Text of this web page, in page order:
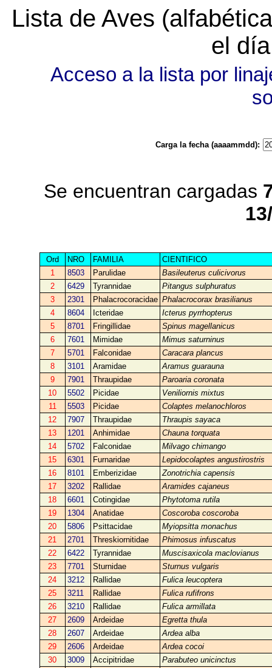
Lista de Aves
el
Acceso a la lista por
Carga la fecha (aaaammdd):
Se encuentran cargadas
Ord NRO FAMILIA
CIENTIFICO
1
8503 Parulidae
Basileuterus culicivorus
2
6429 Tyrannidae
Pitangus sulphuratus
3
2301 Phalacrocoracidae Phalacrocorax brasilianus
4
8604 Icteridae
Icterus pyrrhopterus
5
8701 Fringillidae
Spinus magellanicus
6
7601 Mimidae
Mimus saturninus
7
5701 Falconidae
Caracara plancus
8
3101 Aramidae
Aramus guarauna
9
7901 Thraupidae
Paroaria coronata
10
5502 Picidae
Veniliornis mixtus
11
5503 Picidae
Colaptes melanochloros
12
7907 Thraupidae
Thraupis sayaca
13
1201 Anhimidae
Chauna torquata
14
5702 Falconidae
Milvago chimango
15
6301 Furnaridae
Lepidocolaptes angustirostris
16
8101 Emberizidae
Zonotrichia capensis
17
3202 Rallidae
Aramides cajaneus
18
6601 Cotingidae
Phytotoma rutila
19
1304 Anatidae
Coscoroba coscoroba
20
5806 Psittacidae
Myiopsitta monachus
21
2701 Threskiornitidae
Phimosus infuscatus
22
6422 Tyrannidae
Muscisaxicola maclovianus
23
7701 Sturnidae
Sturnus vulgaris
24
3212 Rallidae
Fulica leucoptera
25
3211 Rallidae
Fulica rufifrons
26
3210 Rallidae
Fulica armillata
27
2609 Ardeidae
Egretta thula
28
2607 Ardeidae
Ardea alba
29
2606 Ardeidae
Ardea cocoi
30
3009 Accipitridae
Parabuteo unicinctus